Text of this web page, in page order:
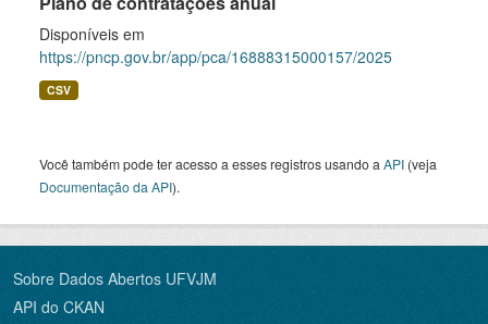
Disponíveis em
https://pncp.gov.br/app/pca/16888315000157/2025
CSV
Você também pode ter acesso a esses registros usando a API (veja
Documentação da API).
Sobre Dados Abertos UFVJM
API do CKAN